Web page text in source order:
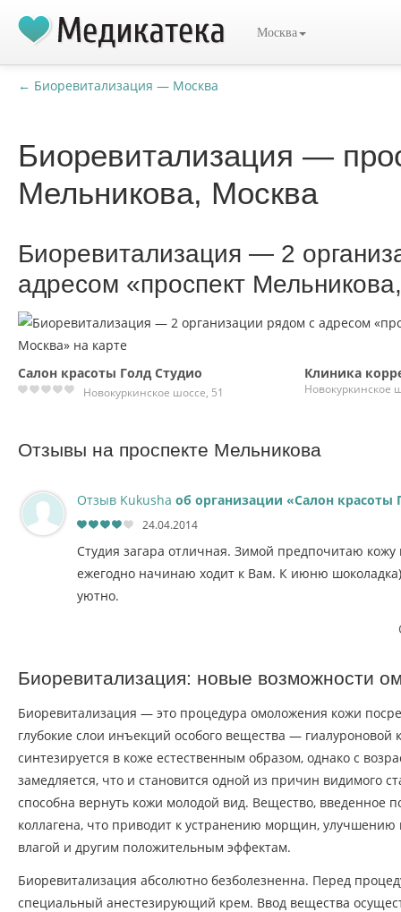
Москва
← Биоревитализация — Москва
Биоревитализация —
Мельникова, Москва
Биоревитализация — 2
адресом «проспект
Салон красоты Голд Студио
Новокуркинское шоссе, 51
Клиника
Новокуркинское
Отзывы на проспекте Мельникова
Отзыв Kukusha об организации «Салон красоты
24.04.2014
Студия загара отличная. Зимой предпочитаю кожу
ежегодно начинаю ходит к Вам. К июню
уютно.
Биоревитализация: новые возможности
Биоревитализация — это процедура омоложения кожи
глубокие слои инъекций особого вещества — гиалуроновой
синтезируется в коже естественным образом, однако с
замедляется, что и становится одной из причин видимого
способна вернуть кожи молодой вид. Вещество, введенное
коллагена, что приводит к устранению морщин,
влагой и другим положительным эффектам.
Биоревитализация абсолютно безболезненна. Перед
специальный анестезирующий крем. Ввод вещества